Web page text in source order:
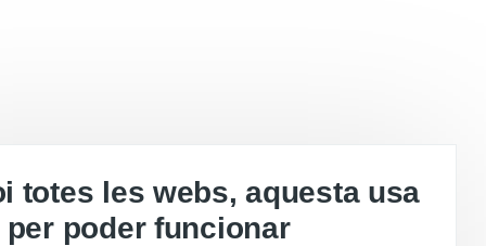
totes les webs, aquesta usa
per poder funcionar